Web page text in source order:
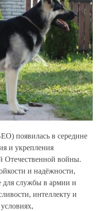
появилась в середине
и укрепления
Отечественной войны.
и надёжности,
для службы в армии и
интеллекту и